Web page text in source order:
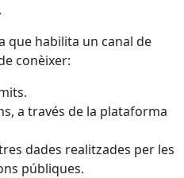
que habilita un canal de
conèixer:
a través de la plataforma
dades realitzades per les
públiques.